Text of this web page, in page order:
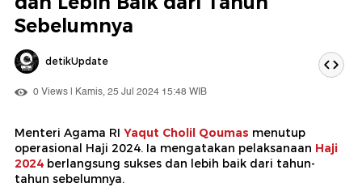
Sebelumnya
detikUpdate
0 Views | Kamis, 25 Jul 2024 15:48 WIB
Menteri Agama RI Yaqut Cholil Qoumas menutup
operasional Haji 2024. Ia mengatakan pelaksanaan Haji
2024 berlangsung sukses dan lebih baik dari tahun-
tahun sebelumnya.